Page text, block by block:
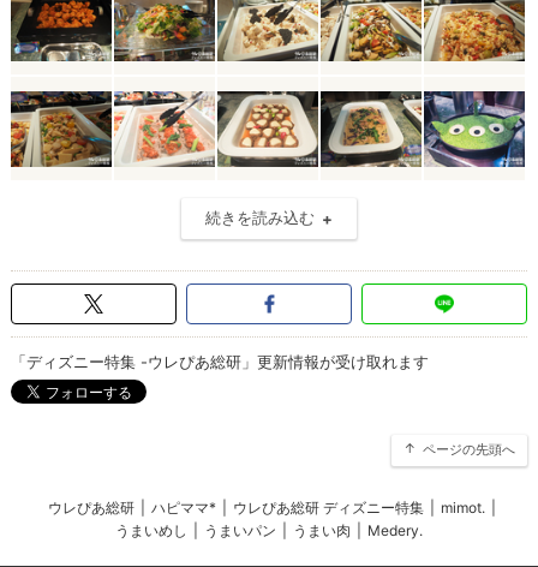
続きを読み込む
「ディズニー特集 -ウレぴあ総研」更新情報が受け取れます
ページの先頭へ
ウレぴあ総研 ハピママ* ウレぴあ総研 ディズニー特集 mimot.
うまいめし
うまいパン うまい肉 Medery.